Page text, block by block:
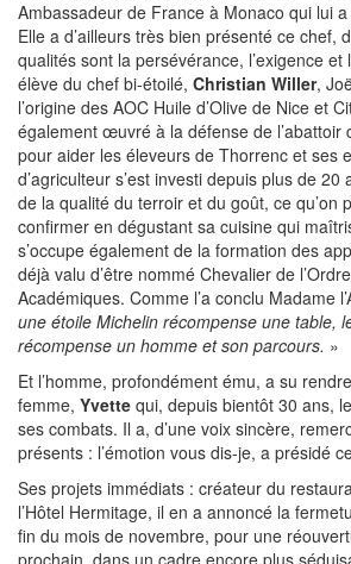
Ambassadeur de France à Monaco qui lui
Elle a d’ailleurs très bien présenté ce chef,
qualités sont la persévérance, l’exigence et
élève du chef bi-étoilé, Christian Willer,
l’origine des AOC Huile d’Olive de Nice et
également œuvré à la défense de l’abattoir
pour aider les éleveurs de Thorrenc et ses
d’agriculteur s’est investi depuis plus de
de la qualité du terroir et du goût, ce qu’on
confirmer en dégustant sa cuisine qui
s’occupe également de la formation des
déjà valu d’être nommé Chevalier de
Académiques. Comme l’a conclu Madame
une étoile Michelin récompense une table,
récompense un homme et son parcours. »
Et l’homme, profondément ému, a su
femme, Yvette qui, depuis bientôt 30 ans,
ses combats. Il a, d’une voix sincère,
présents : l’émotion vous dis-je, a présidé
Ses projets immédiats : créateur du
l’Hôtel Hermitage, il en a annoncé la
fin du mois de novembre, pour une
prochain, dans un cadre encore plus